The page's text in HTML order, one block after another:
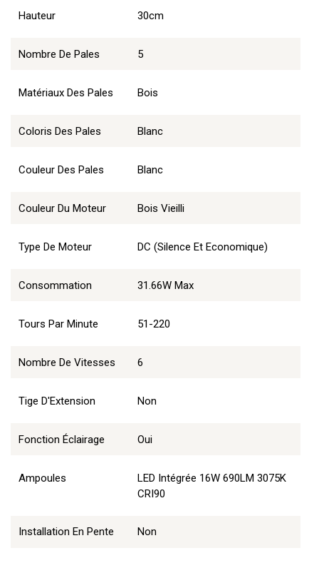
Hauteur 30cm
Nombre De Pales 5
Matériaux Des Pales Bois
Coloris Des Pales Blanc
Couleur Des Pales Blanc
Couleur Du Moteur Bois Vieilli
Type De Moteur DC (Silence Et Economique)
Consommation 31.66W Max
Tours Par Minute 51-220
Nombre De Vitesses 6
Tige D'Extension Non
Fonction Éclairage Oui
Ampoules
LED Intégrée 16W 690LM 3075K
CRI90
Installation En Pente Non